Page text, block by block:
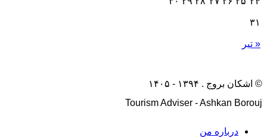
« تیر
۳۱
© اشکان بروج . ۱۳۹۴ - ۱۴۰۵
Tourism Adviser - Ashkan Borouj
درباره من